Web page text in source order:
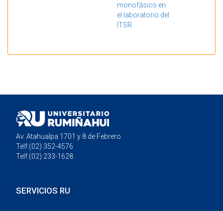
monofásico en
el laboratorio del
ITSR
Av. Atahualpa 1701 y 8 de Febrero
Telf:(02) 352-4576
Telf:(02) 233-1628
SERVICIOS RU